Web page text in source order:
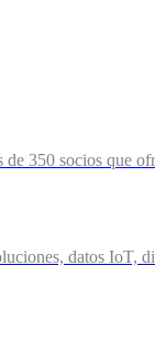
de 350 socios que
datos IoT,